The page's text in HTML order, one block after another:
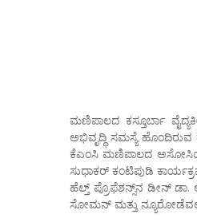
ಮಣಿಪಾಲದ ಕಸ್ತೂರ್ಬಾ
ಅಭಿವೃದ್ಧಿ ಸಮಸ್ಯೆ
ಕೆಎಂಸಿ ಮಣಿಪಾಲದ
ಸುಧಾಕರ್ ಕಂಟಿಪುಡಿ
ಹೆಲ್ತ್ ಪ್ರೊಫೆಶನ್ಸ್‌ನ ಡೀನ್ ಡಾ.
ಸೋಮನ್ ಮತ್ತು